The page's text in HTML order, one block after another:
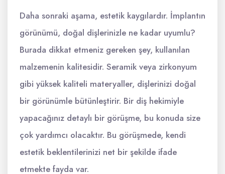
Daha sonraki aşama, estetik kaygılardır. İmplantın
görünümü, doğal dişlerinizle ne kadar uyumlu?
Burada dikkat etmeniz gereken şey, kullanılan
malzemenin kalitesidir. Seramik veya zirkonyum
gibi yüksek kaliteli materyaller, dişlerinizi doğal
bir görünümle bütünleştirir. Bir diş hekimiyle
yapacağınız detaylı bir görüşme, bu konuda size
çok yardımcı olacaktır. Bu görüşmede, kendi
estetik beklentilerinizi net bir şekilde ifade
etmekte fayda var.